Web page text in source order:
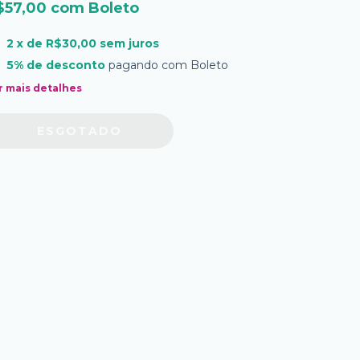
com Boleto
2 x de R$30,00 sem juros
5% de descontopagando com Boleto
mais detalhes